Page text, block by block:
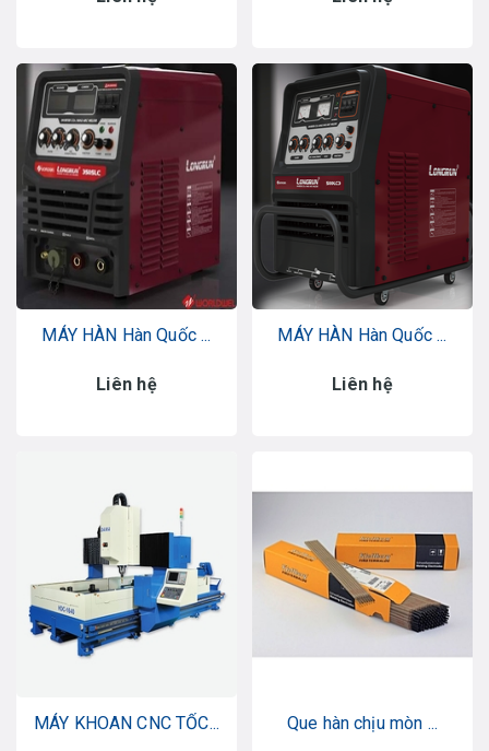
MÁY HÀN Hàn Quốc ...
Liên hệ
MÁY HÀN Hàn Quốc ...
Liên hệ
MÁY KHOAN CNC TỐC... Que hàn chịu mòn ...